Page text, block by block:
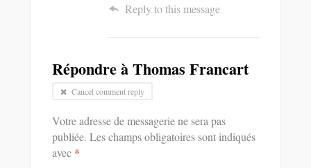
Reply to this message
Répondre àThomas Francart
Cancel comment reply
Votre adresse de messagerie ne sera pas
publiée. Les champs obligatoires sont indiqués
avec *